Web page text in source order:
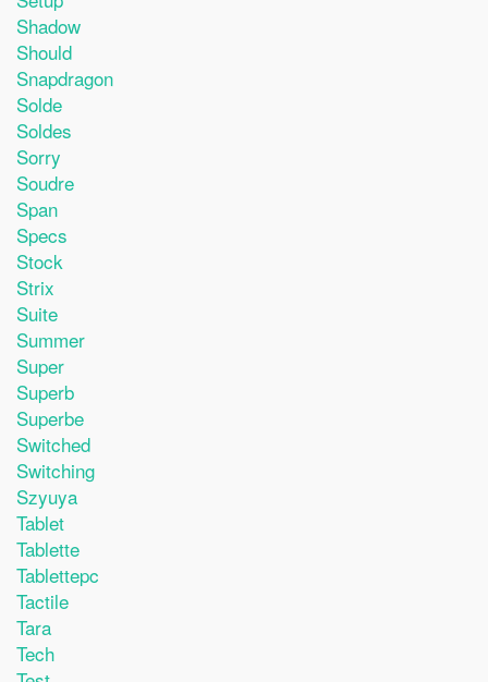
Shadow
Should
Snapdragon
Solde
Soldes
Sorry
Soudre
Span
Specs
Stock
Strix
Suite
Summer
Super
Superb
Superbe
Switched
Switching
Szyuya
Tablet
Tablette
Tablettepc
Tactile
Tara
Tech